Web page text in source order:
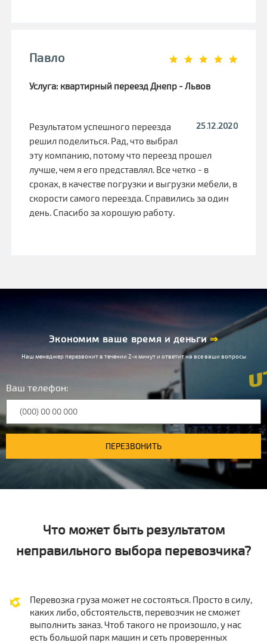
Павло
Услуга: квартирный переезд Днепр - Львов
25.12.2020
Результатом успешного переезда
решил поделиться. Рад, что выбрал
эту компанию, потому что переезд прошел
лучше, чем я его представлял. Все четко - в
сроках, в качестве погрузки и выгрузки мебели, в
скорости самого переезда. Справились за один
день. Спасибо за хорошую работу.
Экономим ваше время и деньги⇒
Наш менеджер перезвонит в течении 2-х минут и ответит на все ваши вопросы
Ваш телефон:
ПЕРЕЗВОНИТЬ
Что может быть результатом
неправильного выбора перевозчика?
Перевозка груза может не состояться. Просто в силу,
каких либо, обстоятельств, перевозчик не сможет
выполнить заказ. Чтоб такого не произошло, у нас
есть большой парк машин и сеть проверенных